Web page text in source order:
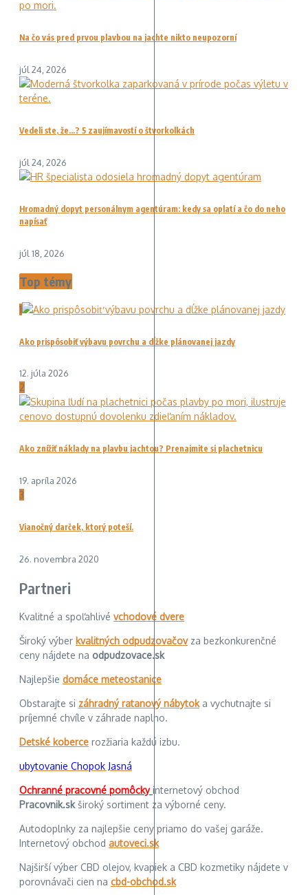
Na čo vás pred prvou plavbou na jachte nikto neupozorní
júl 24, 2026
Vedeli ste, že…? 5 zaujímavostí o štvorkolkách
júl 24, 2026
Hromadný dopyt personálnym agentúram: kedy sa oplatí a čo do neho
napísať
júl 18, 2026
Top témy
1
Ako prispôsobiť výbavu povrchu a dĺžke plánovanej jazdy
12. júla 2026
2
Ako znížiť náklady na plavbu jachtou? Prenajmite si plachetnicu
19. apríla 2026
3
Vianočný darček, ktorý poteší.
26. novembra 2020
Partneri
Kvalitné a spoľahlivé vchodové dvere
Široký výber kvalitných odpudzovačovza bezkonkurenčné
ceny nájdete na odpudzovace.sk
Najlepšie domáce meteostanice
Obstarajte si záhradný ratanový nábytoka vychutnajte si
príjemné chvíle v záhrade naplno.
Detské koberce rozžiaria každú izbu.
ubytovanie Chopok Jasná
Ochranné pracovné pomôckyinternetový obchod
Pracovnik.skširoký sortiment za výborné ceny.
Autodoplnky za najlepšie ceny priamo do vašej garáže.
Internetový obchod autoveci.sk
Najširší výber CBD olejov, kvapiek a CBD kozmetiky nájdete v
porovnávači cien na cbd-obchod.sk